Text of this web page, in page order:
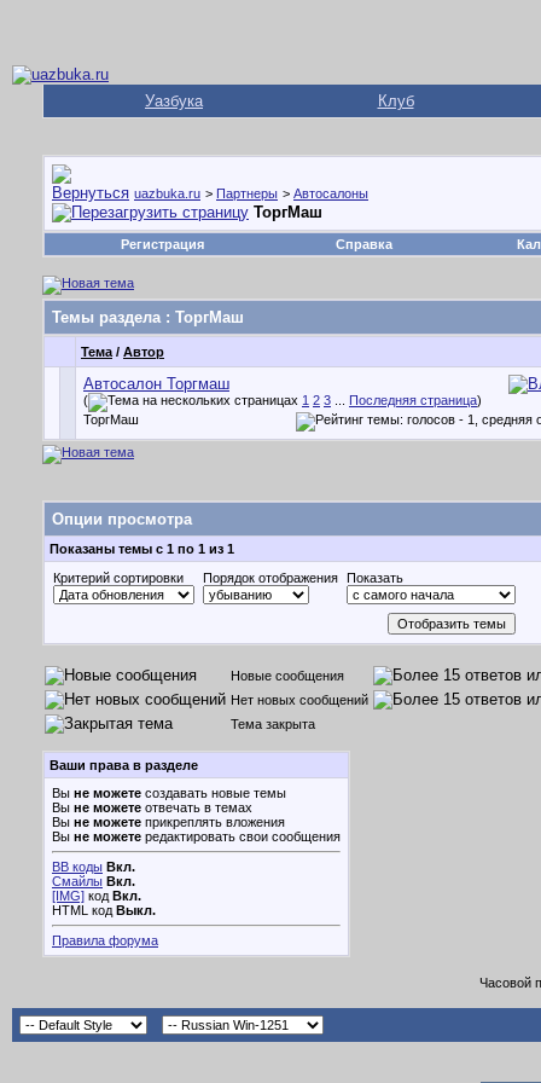
Уазбука Клуб
uazbuka.ru > Партнеры > Автосалоны
ТоргМаш
Регистрация Справка
Темы раздела: ТоргМаш
Тема / Автор
Автосалон Торгмаш
( 1 2 3 Последняя страница)
ТоргМаш
Опции просмотра
Показаны темы с 1 по 1 из 1
Критерий сортировки
Порядок отображения Показать
Новые сообщения
Нет новых сообщений
Тема закрыта
Ваши права в разделе
Вы не можете создавать новые темы
Вы не можете отвечать в темах
Вы не можете прикреплять вложения
Вы не можете редактировать свои сообщения
BB коды Вкл.
Смайлы Вкл.
[IMG] код Вкл.
HTML код Выкл.
Правила форума
Часовой